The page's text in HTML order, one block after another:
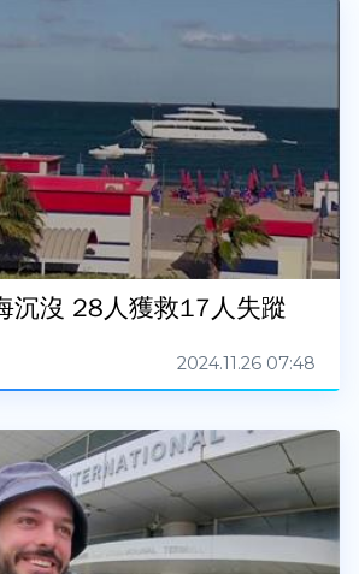
沉沒 28人獲救17人失蹤
2024.11.26 07:48